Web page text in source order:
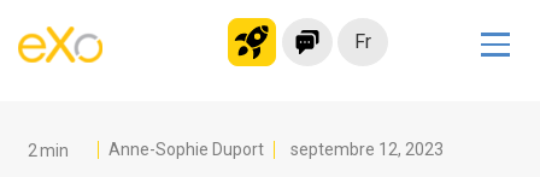
Fr
Intranet moderne
Anne-Sophie Duport septembre 12, 2023